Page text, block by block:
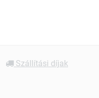
Szállítási díjak